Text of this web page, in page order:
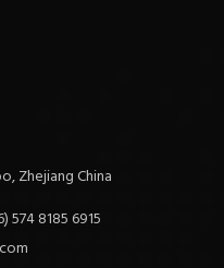
Zhejiang China
574 8185 6915